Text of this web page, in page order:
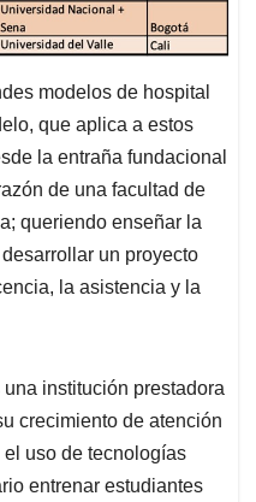
modelos de hospital
que aplica a estos
la entraña fundacional
de una facultad de
queriendo enseñar la
un proyecto
la asistencia y la
institución prestadora
crecimiento de atención
uso de tecnologías
entrenar estudiantes